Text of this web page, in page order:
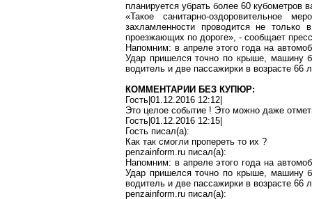
планируется убрать более 60 кубометров
«Такое санитарно-оздоровительное
захламленности проводится не
проезжающих по дороге», - сообщает
Напомним: в апреле этого года на
Удар пришелся точно по крыше, машину
водитель и две пассажирки в возрасте 66
КОММЕНТАРИИ БЕЗ КУПЮР:
Гость|01.12.2016 12:12|
Это целое событие ! Это можно даже
Гость|01.12.2016 12:15|
Гость писал(a):
Как так смогли пропереть то их ?
penzainform.ru писал(a):
Напомним: в апреле этого года на
Удар пришелся точно по крыше, машину
водитель и две пассажирки в возрасте 66
penzainform.ru писал(a):